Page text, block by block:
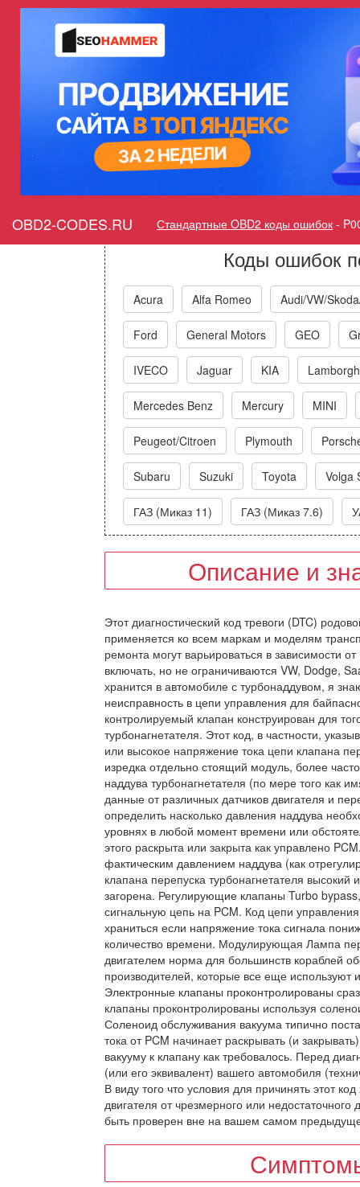
OBD2-CODES.RU Стандартные OBD2 коды ошибок -
Ошибка P0035
высокий
Горит ошибка Check
Valve
Коды ошибок
Acura Alfa Romeo Audi/VW/
Ford General Motors GEO
IVECO Jaguar KIA
Mercedes Benz Mercury MINI
Peugeot/Citroen Plymouth
Subaru Suzuki Toyota Volga
ГАЗ (Миказ 11) ГАЗ (Миказ 7.6)
Описание и
Этот диагностический код тревоги (DTC)
применяется ко всем маркам и моделям
ремонта могут варьироваться в зависимости
включать, но не ограничиваются VW, Dodge,
хранится в автомобиле с турбонаддувом, я
неисправность в цепи управления для
контролируемый клапан конструирован для
турбонагнетателя. Этот код, в частности,
или высокое напряжение тока цепи клапана
изредка отдельно стоящий модуль, более
наддува турбонагнетателя (по мере того как
данные от различных датчиков двигателя и
определить насколько давления наддува
уровнях в любой момент времени или
этого раскрыта или закрыта как управлено
фактическим давлением наддува (как
клапана перепуска турбонагнетателя
загорена. Регулирующие клапаны Turbo
сигнальную цепь на PCM. Код цепи
храниться если напряжение тока сигнала
количество времени. Модулирующая Лампа
двигателем норма для большинств кораблей
производителей, которые все еще используют
Электронные клапаны проконтролированы
клапаны проконтролированы используя
Соленоид обслуживания вакуума типично
тока от PCM начинает раскрывать (и
вакууму к клапану как требовалось. Перед
(или его эквивалент) вашего автомобиля
В виду того что условия для причинять этот
двигателя от чрезмерного или
быть проверен вне на вашем самом